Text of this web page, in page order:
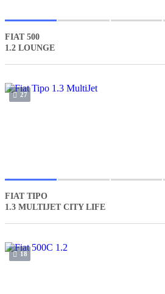
FIAT 500
1.2 LOUNGE
27
FIAT TIPO
1.3 MULTIJET CITY LIFE
18